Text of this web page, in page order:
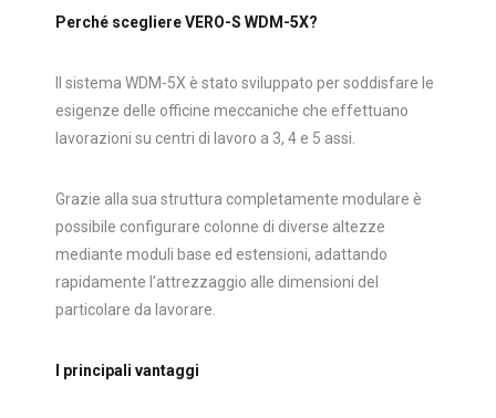
Perché scegliere VERO-S WDM-5X?
Il sistema WDM-5X è stato sviluppato per soddisfare le
esigenze delle officine meccaniche che effettuano
lavorazioni su centri di lavoro a 3, 4 e 5 assi.
Grazie alla sua struttura completamente modulare è
possibile configurare colonne di diverse altezze
mediante moduli base ed estensioni, adattando
rapidamente l’attrezzaggio alle dimensioni del
particolare da lavorare.
I principali vantaggi